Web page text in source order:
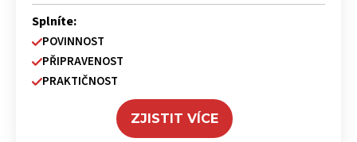
Splníte:
POVINNOST
PŘIPRAVENOST
PRAKTIČNOST
ZJISTIT VÍCE